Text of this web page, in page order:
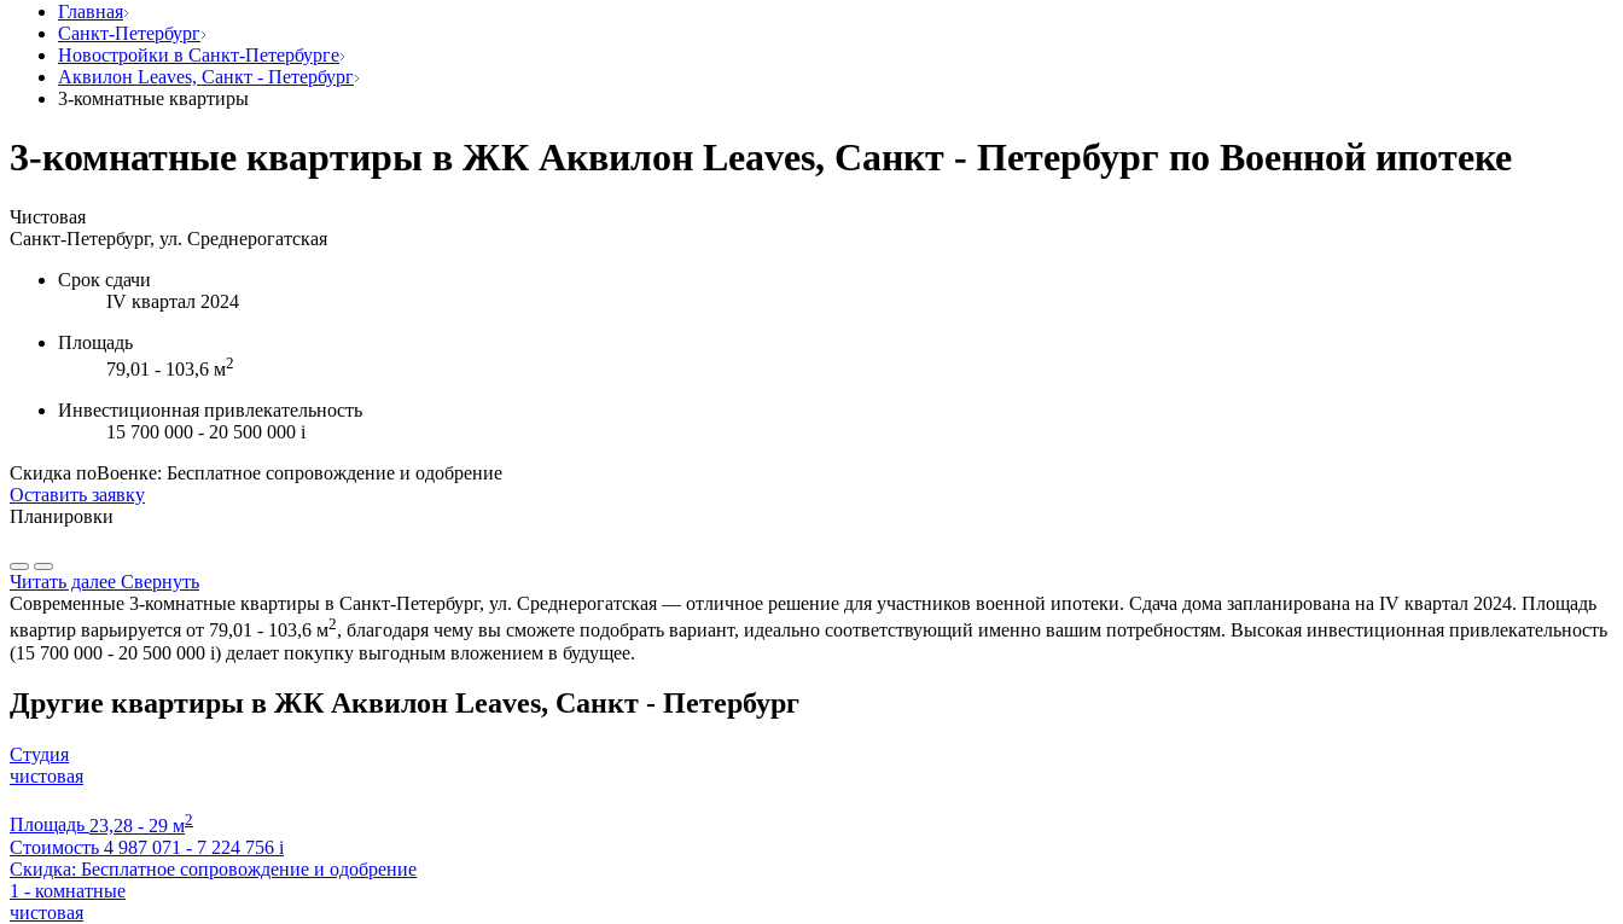
Главная
Санкт-Петербург
Новостройки в Санкт-Петербурге
Аквилон Leaves, Санкт - Петербург
3-комнатные квартиры
3-комнатные квартиры в ЖК Аквилон Leaves, Санкт - Петербург по Военной ипотеке
Чистовая
Санкт-Петербург, ул. Среднерогатская
Срок сдачи
IV квартал 2024
Площадь
79,01 - 103,6 м2
Инвестиционная привлекательность
15 700 000 - 20 500 000 i
Скидка поВоенке: Бесплатное сопровождение и одобрение
Оставить заявку
Планировки
Читать далее Свернуть
Современные 3-комнатные квартиры в Санкт-Петербург, ул. Среднерогатская — отличное решение для участников военной ипотеки. Сдача дома запланирована на IV квартал 2024. Площадь
квартир варьируется от 79,01 - 103,6 м2, благодаря чему вы сможете подобрать вариант, идеально соответствующий именно вашим потребностям. Высокая инвестиционная привлекательность
(15 700 000 - 20 500 000 i) делает покупку выгодным вложением в будущее.
Другие квартиры в ЖК Аквилон Leaves, Санкт - Петербург
Студия
чистовая
Площадь 23,28 - 29 м2
Стоимость 4 987 071 - 7 224 756 i
Скидка: Бесплатное сопровождение и одобрение
1 - комнатные
чистовая